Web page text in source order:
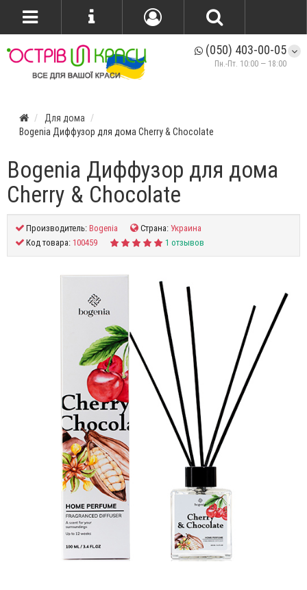
(050) 403-00-05
Пн.-Пт. 10:00 — 18:00
Для дома
Bogenia Диффузор для дома Cherry & Chocolate
Bogenia Диффузор для дома
Cherry & Chocolate
Производитель:Bogenia Страна:Украина
Код товара:100459 1 отзывов